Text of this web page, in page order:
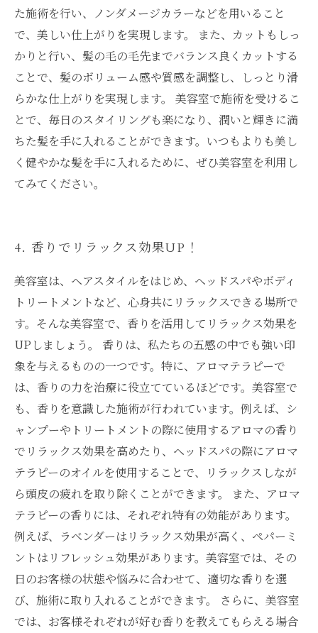
た施術を行い、ノンダメージカラーなどを用いること
で、美しい仕上がりを実現します。 また、カットもしっ
かりと行い、髪の毛の毛先までバランス良くカットする
ことで、髪のボリューム感や質感を調整し、しっとり滑
らかな仕上がりを実現します。 美容室で施術を受けるこ
とで、毎日のスタイリングも楽になり、潤いと輝きに満
ちた髪を手に入れることができます。いつもよりも美し
く健やかな髪を手に入れるために、ぜひ美容室を利用し
てみてください。
4. 香りでリラックス効果UP！
美容室は、ヘアスタイルをはじめ、ヘッドスパやボディ
トリートメントなど、心身共にリラックスできる場所で
す。そんな美容室で、香りを活用してリラックス効果を
UPしましょう。 香りは、私たちの五感の中でも強い印
象を与えるものの一つです。特に、アロマテラピーで
は、香りの力を治療に役立てているほどです。美容室で
も、香りを意識した施術が行われています。例えば、シ
ャンプーやトリートメントの際に使用するアロマの香り
でリラックス効果を高めたり、ヘッドスパの際にアロマ
テラピーのオイルを使用することで、リラックスしなが
ら頭皮の疲れを取り除くことができます。 また、アロマ
テラピーの香りには、それぞれ特有の効能があります。
例えば、ラベンダーはリラックス効果が高く、ペパーミ
ントはリフレッシュ効果があります。美容室では、その
日のお客様の状態や悩みに合わせて、適切な香りを選
び、施術に取り入れることができます。 さらに、美容室
では、お客様それぞれが好む香りを教えてもらえる場合